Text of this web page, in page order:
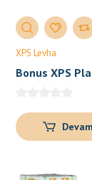
XPS Levha
Bonus XPS